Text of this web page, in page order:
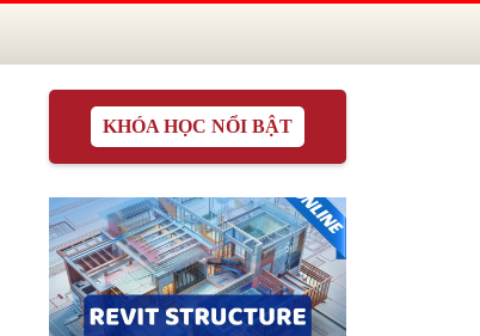
KHÓA HỌC NỔI BẬT